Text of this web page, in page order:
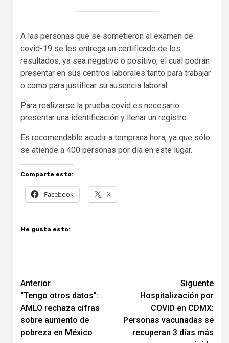
A las personas que se sometieron al examen de
covid-19 se les entrega un certificado de los
resultados, ya sea negativo o positivo, el cual podrán
presentar en sus centros laborales tanto para trabajar
o como para justificar su ausencia laboral.
Para realizarse la prueba covid es necesario
presentar una identificación y llenar un registro.
Es recomendable acudir a temprana hora, ya que sólo
se atiende a 400 personas por día en este lugar.
Comparte esto:
Facebook X
Me gusta esto:
Navegación
de
entradas
Anterior
“Tengo otros datos”:
AMLO rechaza cifras
sobre aumento de
pobreza en México
Siguente
Hospitalización por
COVID en CDMX:
Personas vacunadas se
recuperan 3 días más